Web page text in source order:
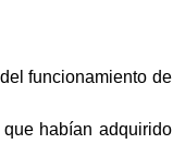
funcionamiento de
habían adquirido